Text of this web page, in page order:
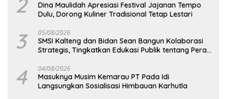
Dina Maulidah Apresiasi Festival Jajanan Tempo
Dulu, Dorong Kuliner Tradisional Tetap Lestari
3 05/08/2026
SMSI Kalteng dan Bidan Sean Bangun Kolaborasi
Strategis, Tingkatkan Edukasi Publik tentang Peran
4 04/08/2026
Masuknya Musim Kemarau PT Pada Idi
Langsungkan Sosialisasi Himbauan Karhutla